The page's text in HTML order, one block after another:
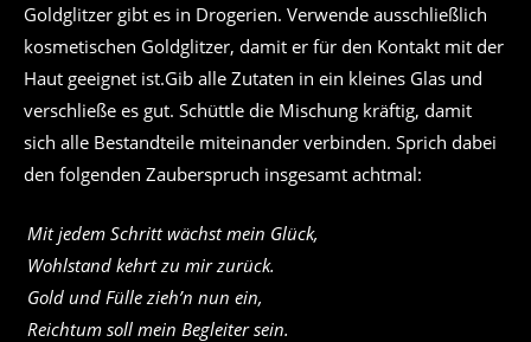
Goldglitzer gibt es in Drogerien. Verwende ausschließlich
kosmetischen Goldglitzer, damit er für den Kontakt mit der
Haut geeignet ist.Gib alle Zutaten in ein kleines Glas und
verschließe es gut. Schüttle die Mischung kräftig, damit
sich alle Bestandteile miteinander verbinden. Sprich dabei
den folgenden Zauberspruch insgesamt achtmal:
Mit jedem Schritt wächst mein Glück,
Wohlstand kehrt zu mir zurück.
Gold und Fülle zieh’n nun ein,
Reichtum soll mein Begleiter sein.